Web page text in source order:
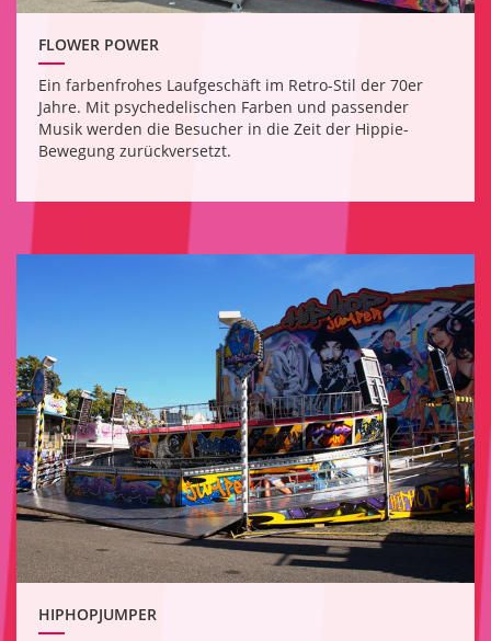
FLOWER POWER
Ein farbenfrohes Laufgeschäft im Retro-Stil der 70er
Jahre. Mit psychedelischen Farben und passender
Musik werden die Besucher in die Zeit der Hippie-
Bewegung zurückversetzt.
HIPHOPJUMPER